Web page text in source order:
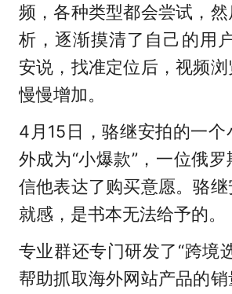
频，各种类型都会尝试，
析，逐渐摸清了自己的用
安说，找准定位后，视频
慢慢增加。
4月15日，骆继安拍的一个
外成为“小爆款”，一位俄
信他表达了购买意愿。骆
就感，是书本无法给予的。
专业群还专门研发了“跨境
帮助抓取海外网站产品的